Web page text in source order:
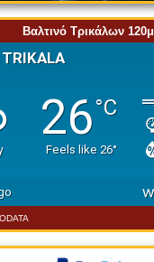
Βαλτινό Τρικάλων 120μ